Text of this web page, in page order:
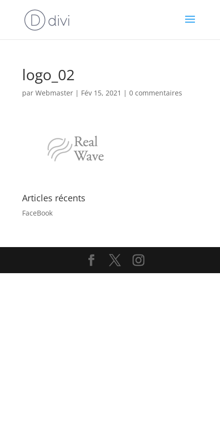
logo_02
par Webmaster| Fév 15, 2021 | 0 commentaires
Articles récents
FaceBook